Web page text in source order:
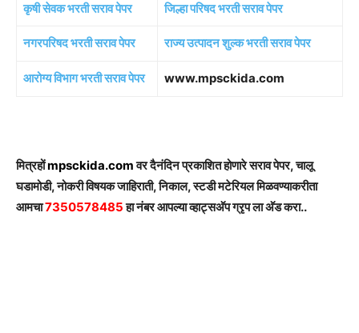
कृषी सेवक भरती सराव पेपर जिल्हा परिषद भरती सराव पेपर
नगरपरिषद भरती सराव पेपर राज्य उत्पादन शुल्क भरती सराव पेपर
आरोग्य विभाग भरती सराव पेपर www.mpsckida.com
मित्रहोंmpsckida.comवर दैनंदिन प्रकाशित होणारे सराव पेपर, चालू
घडामोडी, नोकरी विषयक जाहिराती, निकाल, स्टडी मटेरियल मिळवण्याकरीता
आमचा7350578485हा नंबर आपल्या व्हाट्सअ‍ॅप ग्रृप ला अ‍ॅड करा..